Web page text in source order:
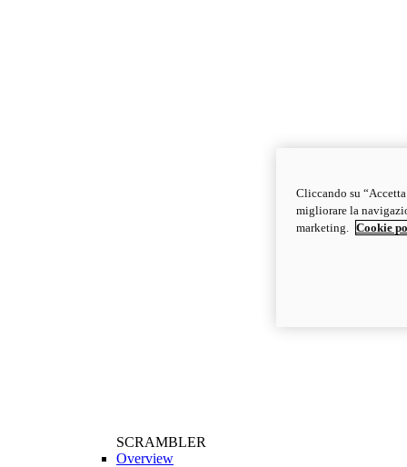
SCRAMBLER
Overview
Cliccando su
migliorare la
marketing.
Cookie